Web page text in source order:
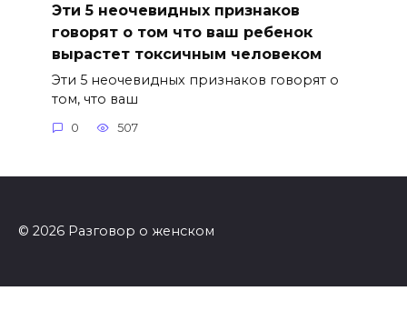
Эти 5 неочевидных признаков
говорят о том что ваш ребенок
вырастет токсичным человеком
Эти 5 неочевидных признаков говорят о
том, что ваш
0 507
© 2026 Разговор о женском